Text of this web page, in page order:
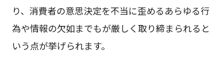
り、消費者の意思決定を不当に歪めるあらゆる行
為や情報の欠如までもが厳しく取り締まられると
いう点が挙げられます。